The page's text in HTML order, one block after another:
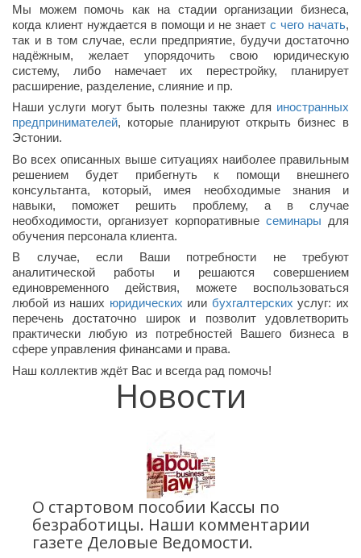
Мы можем помочь как на стадии организации бизнеса,
когда клиент нуждается в помощи и не знаетс чего начать,
так и в том случае, если предприятие, будучи достаточно
надёжным, желает упорядочить свою юридическую
систему, либо намечает их перестройку, планирует
расширение, разделение, слияние и пр.
Наши услуги могут быть полезны также для иностранных
предпринимателей, которые планируют открыть бизнес в
Эстонии.
Во всех описанных выше ситуациях наиболее правильным
решением будет прибегнуть к помощи внешнего
консультанта, который, имея необходимые знания и
навыки, поможет решить проблему, а в случае
необходимости, организует корпоративные семинары для
обучения персонала клиента.
В случае, если Ваши потребности не требуют
аналитической работы и решаются совершением
единовременного действия, можете воспользоваться
любой из наших юридических или бухгалтерских услуг: их
перечень достаточно широк и позволит удовлетворить
практически любую из потребностей Вашего бизнеса в
сфере управления финансами и права.
Наш коллектив ждёт Вас и всегда рад помочь!
Новости
О стартовом пособии Кассы по
безработицы. Наши комментарии
газете Деловые Ведомости.